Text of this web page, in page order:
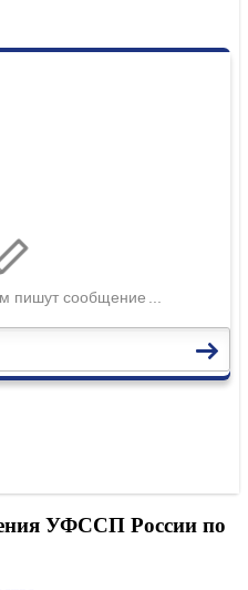
УФССП России по